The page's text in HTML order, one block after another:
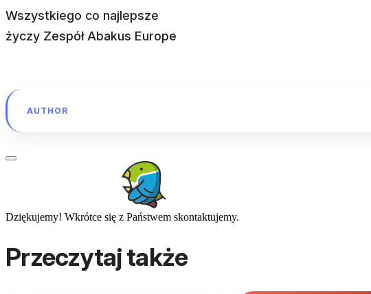
Wszystkiego co najlepsze
życzy Zespół Abakus Europe
AUTHOR
Dziękujemy! Wkrótce się z Państwem skontaktujemy.
Przeczytaj także